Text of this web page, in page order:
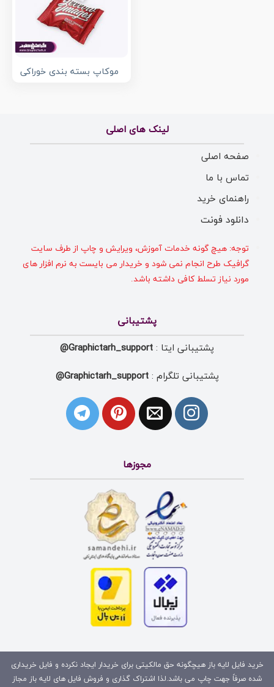
موکاپ بسته بندی خوراکی
لینک های اصلی
صفحه اصلی
تماس با ما
راهنمای خرید
دانلود فونت
توجه: هیچ گونه خدمات آموزش، ویرایش و چاپ از طرف سایت
گرافیک طرح انجام نمی شود و خریدار می بایست به نرم افزار های
مورد نیاز تسلط کافی داشته باشد.
پشتیبانی
پشتیبانی ایتا : Graphictarh_support@
پشتیبانی تلگرام :Graphictarh_support@
مجوزها
خرید فایل لایه باز هیچگونه حق مالکیتی برای خریدار ایجاد نکرده و فایل خریداری
شده صرفاً جهت چاپ می باشد.لذا اشتراک گذاری و فروش فایل های لایه باز مجاز